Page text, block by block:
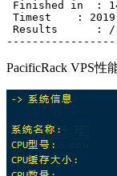
Finished in  :
Timest    : 2019-
Results      :
PacificRack VPS性